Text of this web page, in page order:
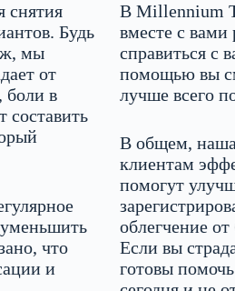
снятия
Будь
мы
от
боли в
что
и
В Millennium
вместе с вами
справиться с
помощью вы
лучше всего
В общем, наша
клиентам
помогут
облегчение
Если вы
готовы